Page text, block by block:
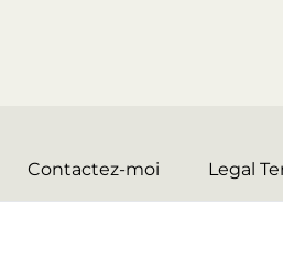
Contactez-moi Legal